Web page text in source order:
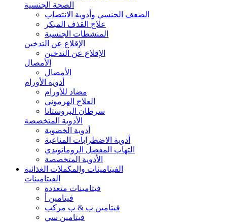
الصحة الجنسية
الضعف الجنسي وأدوية الانتصاب
علاج القذف المبكر
المنشطات الجنسية
الإقلاع عن التدخين
الإقلاع عن التدخين
الأمصال
الأمصال
أدوية الأورام
مضاد للأورام
العلاج الهرموني
سرطان البروستاتا
الأدوية المتخصصة
أدوية الخصوبة
أدوية الاضطرابات المناعية
التهاب المفصل الروماتويدي
الأدوية المتخصصة
الفيتامينات والمكملات الغذائية
الفيتامينات
فيتامينات متعددة
فيتامين أ
فيتامين ب & ب مركب
فيتامين سي